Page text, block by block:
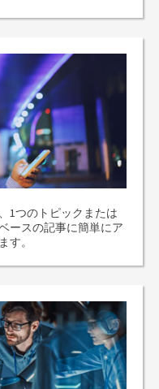
1つのトピックまたは
ースの記事に簡単にア
す。